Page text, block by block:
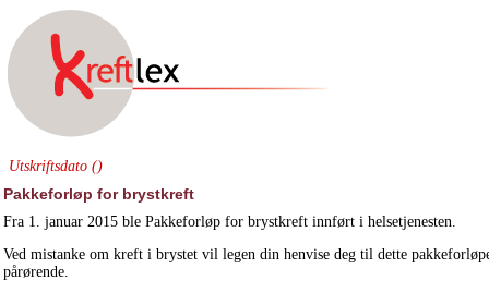
Utskriftsdato ()
Pakkeforløp for brystkreft
Fra 1. januar 2015 ble Pakkeforløp for brystkreft innført i helsetjenesten.
Ved mistanke om kreft i brystet vil legen din henvise deg til dette
pårørende.